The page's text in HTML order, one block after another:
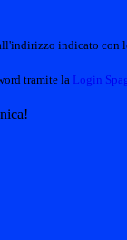
indicato con
tramite la Login